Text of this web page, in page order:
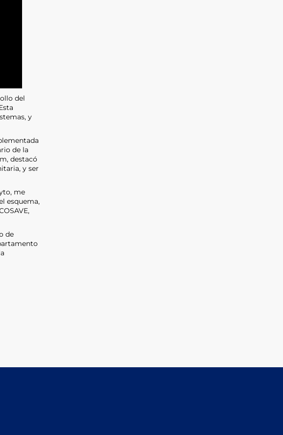
del
y
de la
destacó
y ser
me
esquema,
de